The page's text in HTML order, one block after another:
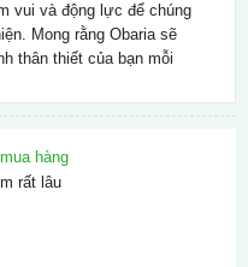
vui và động lực để chúng
Mong rằng Obaria sẽ
thân thiết của bạn mỗi
hàng
rất lâu